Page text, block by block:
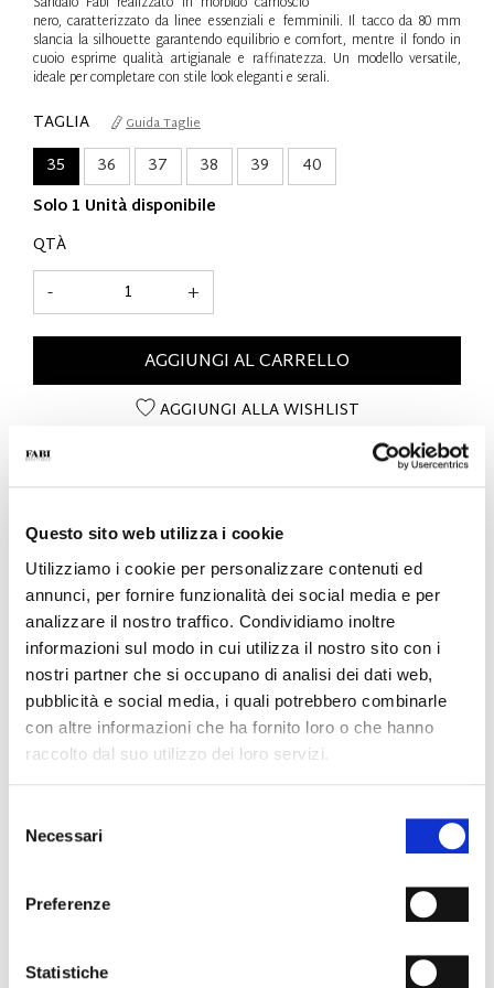
Questo sito web utilizza i cookie
Utilizziamo i cookie per personalizzare contenuti ed
annunci, per fornire funzionalità dei social media e per
analizzare il nostro traffico. Condividiamo inoltre
informazioni sul modo in cui utilizza il nostro sito con i
nostri partner che si occupano di analisi dei dati web,
pubblicità e social media, i quali potrebbero combinarle
con altre informazioni che ha fornito loro o che hanno
raccolto dal suo utilizzo dei loro servizi.
delNecessari
Preferenze
Statistiche
nero, caratterizzato da linee essenziali e femminili. Il tacco da 80 mm
slancia la silhouette garantendo equilibrio e comfort, mentre il fondo in
cuoio esprime qualità artigianale e raffinatezza. Un modello versatile,
ideale per completare con stile look eleganti e serali.
TAGLIA Guida Taglie
35 36 37 38 39
40
Solo 1 Unità disponibile
QTÀ
+
-
AGGIUNGI AL CARRELLO
AGGIUNGI ALLA WISHLIST
- Fondo: Cuoio
- Tacco: 80 mm
- Colore: Nero
- Made in Italy
PERCHÉ È SPECIALE?
LAVORAZIONE
SPEDIZIONI